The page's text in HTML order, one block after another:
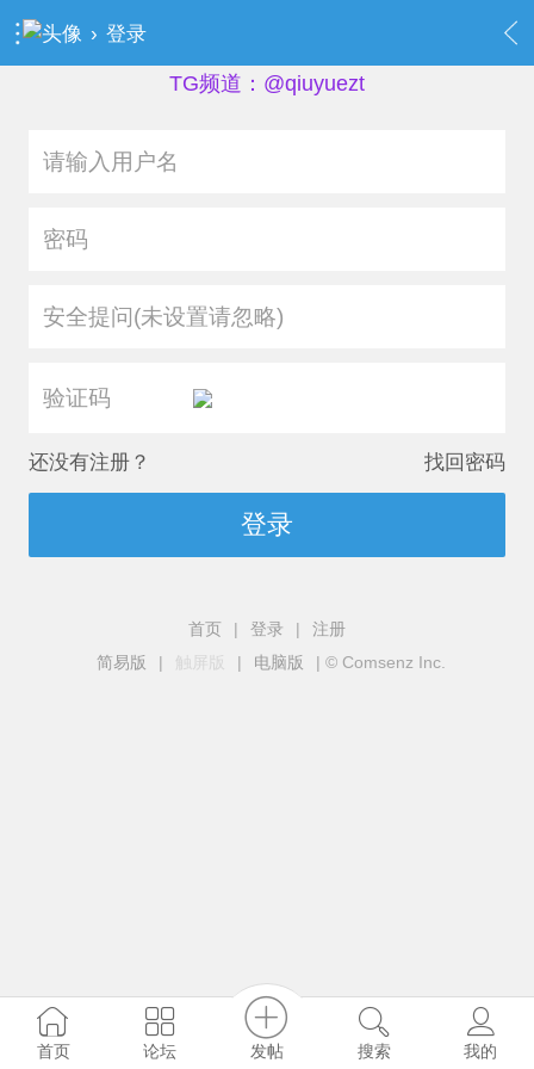
› 登录
TG频道：@qiuyuezt
安全提问(未设置请忽略)
还没有注册？ 找回密码
登录
首页 | 登录 |
注册
简易版
| 触屏版 | 电脑版 | © Comsenz Inc.
首页 论坛 发帖 搜索 我的